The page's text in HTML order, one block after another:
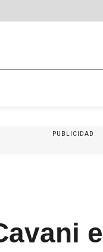
PUBLICIDAD